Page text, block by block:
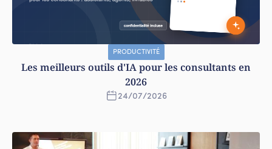
PRODUCTIVITÉ
Les meilleurs outils d'IA pour les consultants en
2026
24/07/2026